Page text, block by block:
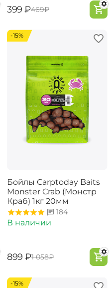
‍399‍ ₽‍469‍₽
-15%
Бойлы Carptoday Baits
Monster Crab (Монстр
Краб) 1кг 20мм
184
В наличии
‍899‍ ₽‍1 058‍₽
-15%